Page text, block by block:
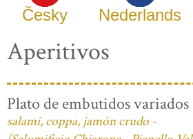
Česky Nederlands
Aperitivos
Plato de embutidos variados
salami, coppa, jamón crudo -